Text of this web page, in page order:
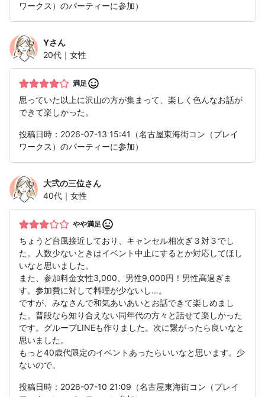
ワークス）のパーティーに参加）
Yさん
20代｜女性
満足
思っていた以上に沢山の方が集まって、楽しく色んなお話が
できて楽しかった。
投稿日時：2026-07-13 15:41（名古屋東海街コン（プレイ
ワークス）のパーティーに参加）
大弐の三位さん
40代｜女性
やや満足
ちょうど台風接近しており、キャンセル相次ぎ３対３でし
た。人数少ないときはイベント中止にするとか対応してほし
いなと思いました。
また、参加料金女性3,000、男性9,000円！男性高過ぎま
す。参加費に対して料理が少ないし…。
ですが、みなさんで和気あいあいとお話できて楽しめまし
た。普段なら知り合えない同年代の方々と話せて楽しかった
です。グループLINEも作りました。次に繋がったら良いなと
思いました。
もっと40歳代限定のイベントあったらいいなと思います。少
ないので。
投稿日時：2026-07-10 21:09（名古屋東海街コン（プレイ